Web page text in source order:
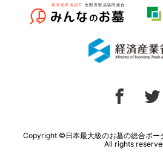
Copyright ©日本最大級のお墓の総合ポー
All rights